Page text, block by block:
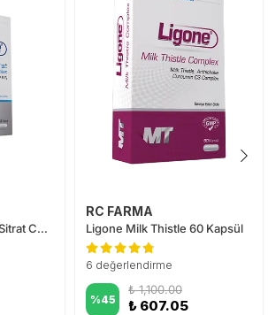
Ligone Magnezyum Sitrat Complex 60 Tablet
RC FARMA
Ligone Milk Thistle 60 Kapsül
6 değerlendirme
%45
₺ 1,100.00
₺ 607.05